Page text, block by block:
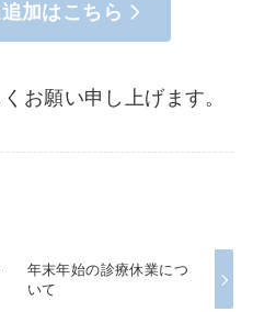
加はこちら
お願い申し上げます。
年末年始の診療休業につ
いて